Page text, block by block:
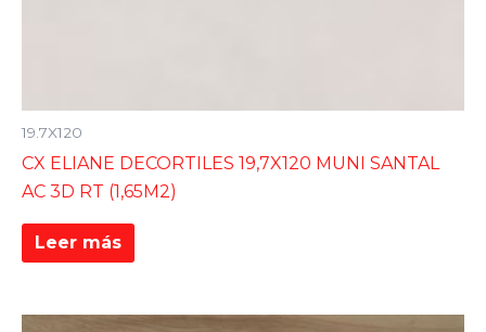
19.7X120
CX ELIANE DECORTILES 19,7X120 MUNI SANTAL
AC 3D RT (1,65M2)
Leer más